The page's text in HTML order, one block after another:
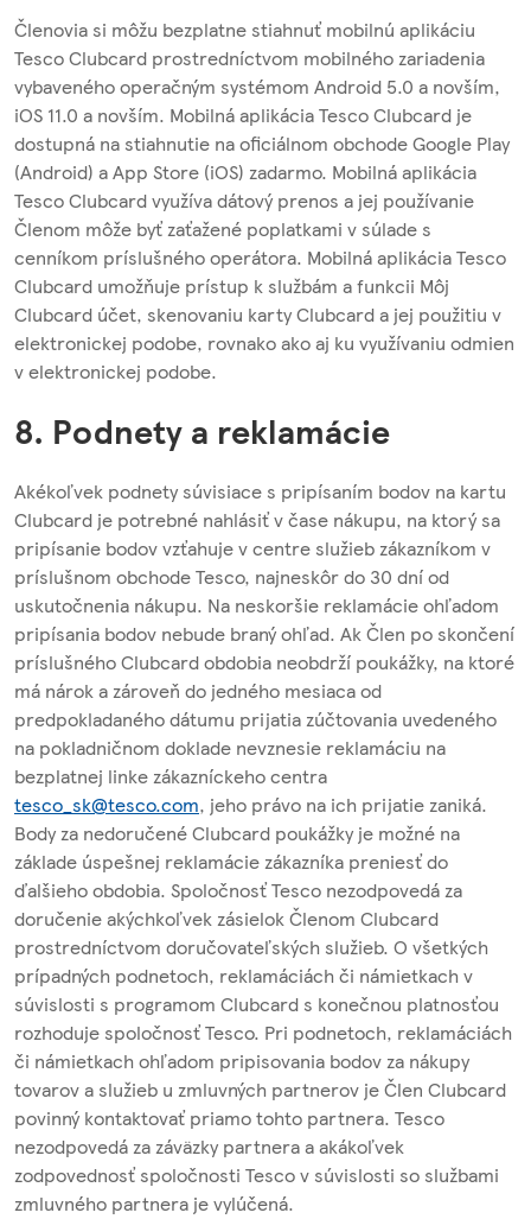
Členovia si môžu bezplatne stiahnuť mobilnú aplikáciu
Tesco Clubcard prostredníctvom mobilného zariadenia
vybaveného operačným systémom Android 5.0 a novším,
iOS 11.0 a novším. Mobilná aplikácia Tesco Clubcard je
dostupná na stiahnutie na oficiálnom obchode Google Play
(Android) a App Store (iOS) zadarmo. Mobilná aplikácia
Tesco Clubcard využíva dátový prenos a jej používanie
Členom môže byť zaťažené poplatkami v súlade s
cenníkom príslušného operátora. Mobilná aplikácia Tesco
Clubcard umožňuje prístup k službám a funkcii Môj
Clubcard účet, skenovaniu karty Clubcard a jej použitiu v
elektronickej podobe, rovnako ako aj ku využívaniu odmien
v elektronickej podobe.
8. Podnety a reklamácie
Akékoľvek podnety súvisiace s pripísaním bodov na kartu
Clubcard je potrebné nahlásiť v čase nákupu, na ktorý sa
pripísanie bodov vzťahuje v centre služieb zákazníkom v
príslušnom obchode Tesco, najneskôr do 30 dní od
uskutočnenia nákupu. Na neskoršie reklamácie ohľadom
pripísania bodov nebude braný ohľad. Ak Člen po skončení
príslušného Clubcard obdobia neobdrží poukážky, na ktoré
má nárok a zároveň do jedného mesiaca od
predpokladaného dátumu prijatia zúčtovania uvedeného
na pokladničnom doklade nevznesie reklamáciu na
bezplatnej linke zákazníckeho centra
tesco_sk@tesco.com, jeho právo na ich prijatie zaniká.
Body za nedoručené Clubcard poukážky je možné na
základe úspešnej reklamácie zákazníka preniesť do
ďalšieho obdobia. Spoločnosť Tesco nezodpovedá za
doručenie akýchkoľvek zásielok Členom Clubcard
prostredníctvom doručovateľských služieb. O všetkých
prípadných podnetoch, reklamáciách či námietkach v
súvislosti s programom Clubcard s konečnou platnosťou
rozhoduje spoločnosť Tesco. Pri podnetoch, reklamáciách
či námietkach ohľadom pripisovania bodov za nákupy
tovarov a služieb u zmluvných partnerov je Člen Clubcard
povinný kontaktovať priamo tohto partnera. Tesco
nezodpovedá za záväzky partnera a akákoľvek
zodpovednosť spoločnosti Tesco v súvislosti so službami
zmluvného partnera je vylúčená.